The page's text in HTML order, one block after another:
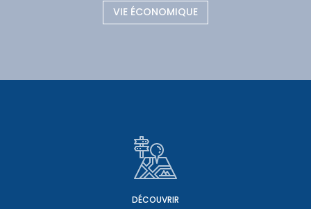
VIE ÉCONOMIQUE
DÉCOUVRIR